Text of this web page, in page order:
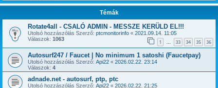
Témák
Rotate4all - CSALÓ ADMIN - MESSZE KERÜLD EL!!!
Utolsó hozzászólás Szerző: ptcmonitorinfo « 2021.09.14. 11:05
Válaszok: 1063 1 … 33 34 35 36
Autosurf247 / Faucet | No minimum 1 satoshi (Faucetpay)
Utolsó hozzászólás Szerző: Api22 « 2026.02.22. 23:14
Válaszok: 4
adnade.net - autosurf, ptp, ptc
Utolsó hozzászólás Szerző: Api22 « 2026.02.22. 21:25